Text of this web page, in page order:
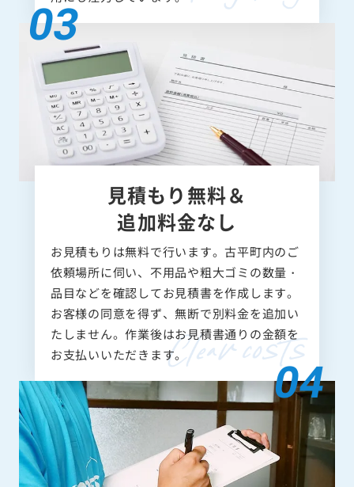
用にも注力しています。
見積もり無料＆
追加料金なし
お見積もりは無料で行います。古平町内のご
依頼場所に伺い、不用品や粗大ゴミの数量・
品目などを確認してお見積書を作成します。
お客様の同意を得ず、無断で別料金を追加い
たしません。作業後はお見積書通りの金額を
お支払いいただきます。